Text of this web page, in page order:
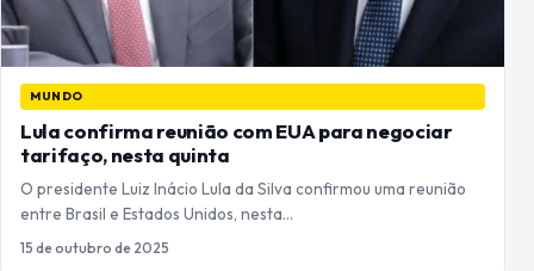
MUNDO
Lula confirma reunião com EUA para negociar
tarifaço, nesta quinta
O presidente Luiz Inácio Lula da Silva confirmou uma reunião
entre Brasil e Estados Unidos, nesta…
15 de outubro de 2025